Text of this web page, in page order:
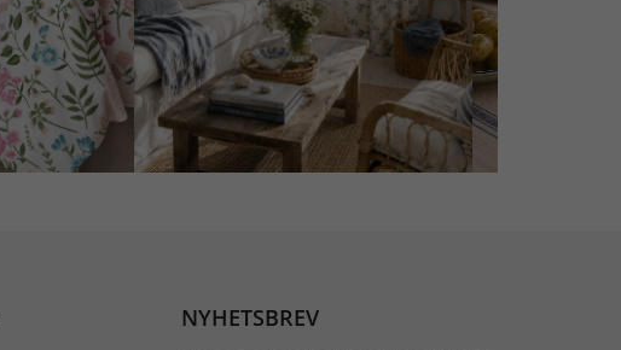
NYHETSBREV